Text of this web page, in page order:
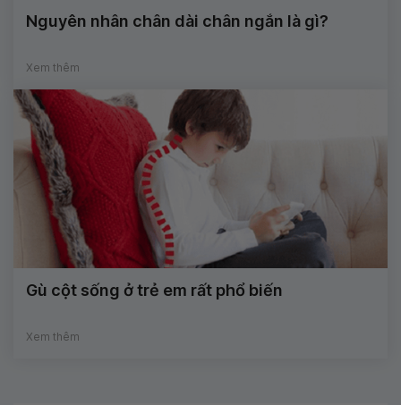
Nguyên nhân chân dài chân ngắn là gì?
Xem thêm
Gù cột sống ở trẻ em rất phổ biến
Xem thêm